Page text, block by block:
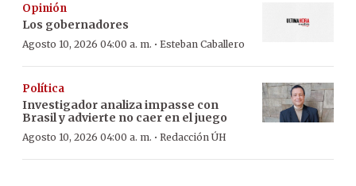
Opinión
Los gobernadores
Agosto 10, 2026 04:00 a. m. · Esteban Caballero
Política
Investigador analiza impasse con
Brasil y advierte no caer en el juego
Agosto 10, 2026 04:00 a. m. · Redacción ÚH